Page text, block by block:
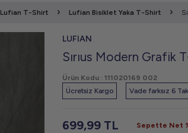
Lufian T-Shirt Lufian Bisiklet Yaka T-Shirt
LUFIAN
Sırıus Modern Grafik
Ürün Kodu : 111020169 002
Ücretsiz Kargo
Vade farksız 6
699,99 TL Sepette Net